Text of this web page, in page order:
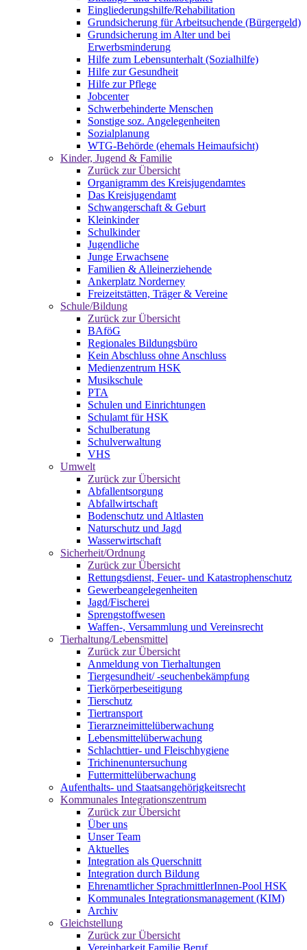
Eingliederungshilfe/Rehabilitation
Grundsicherung für Arbeitsuchende (Bürgergeld)
Grundsicherung im Alter und bei
Erwerbsminderung
Hilfe zum Lebensunterhalt (Sozialhilfe)
Hilfe zur Gesundheit
Hilfe zur Pflege
Jobcenter
Schwerbehinderte Menschen
Sonstige soz. Angelegenheiten
Sozialplanung
WTG-Behörde (ehemals Heimaufsicht)
Kinder, Jugend & Familie
Zurück zur Übersicht
Organigramm des Kreisjugendamtes
Das Kreisjugendamt
Schwangerschaft & Geburt
Kleinkinder
Schulkinder
Jugendliche
Junge Erwachsene
Familien & Alleinerziehende
Ankerplatz Norderney
Freizeitstätten, Träger & Vereine
Schule/Bildung
Zurück zur Übersicht
BAföG
Regionales Bildungsbüro
Kein Abschluss ohne Anschluss
Medienzentrum HSK
Musikschule
PTA
Schulen und Einrichtungen
Schulamt für HSK
Schulberatung
Schulverwaltung
VHS
Umwelt
Zurück zur Übersicht
Abfallentsorgung
Abfallwirtschaft
Bodenschutz und Altlasten
Naturschutz und Jagd
Wasserwirtschaft
Sicherheit/Ordnung
Zurück zur Übersicht
Rettungsdienst, Feuer- und Katastrophenschutz
Gewerbeangelegenheiten
Jagd/Fischerei
Sprengstoffwesen
Waffen-, Versammlung und Vereinsrecht
Tierhaltung/Lebensmittel
Zurück zur Übersicht
Anmeldung von Tierhaltungen
Tiergesundheit/ -seuchenbekämpfung
Tierkörperbeseitigung
Tierschutz
Tiertransport
Tierarzneimittelüberwachung
Lebensmittelüberwachung
Schlachttier- und Fleischhygiene
Trichinenuntersuchung
Futtermittelüberwachung
Aufenthalts- und Staatsangehörigkeitsrecht
Kommunales Integrationszentrum
Zurück zur Übersicht
Über uns
Unser Team
Aktuelles
Integration als Querschnitt
Integration durch Bildung
Ehrenamtlicher SprachmittlerInnen-Pool HSK
Kommunales Integrationsmanagement (KIM)
Archiv
Gleichstellung
Zurück zur Übersicht
Vereinbarkeit Familie Beruf